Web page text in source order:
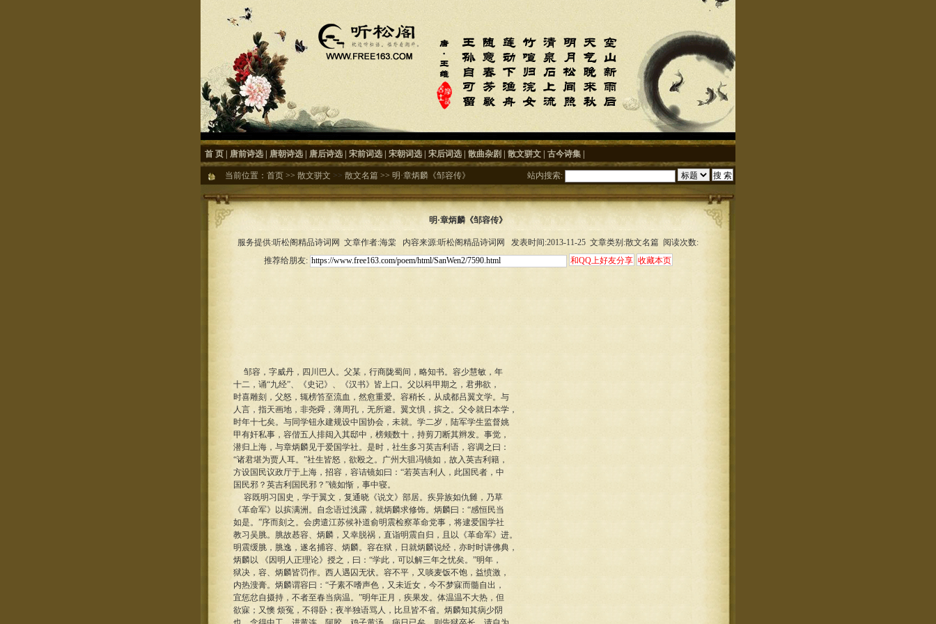
首 页 唐前诗选 唐朝诗选 唐后诗选 宋前词选 宋朝词选 宋后词选 散曲杂剧 散文骈文 古今诗集
当前位置： 首页 >> 散文骈文 >> 散文名篇 >> 明·章炳麟《邹容传》 站内搜索:
明·章炳麟《邹容传》
服务提供:听松阁精品诗词网 文章作者:海棠 内容来源:听松阁精品诗词网 发表时间:2013-11-25 文章类别:散文名篇 阅读次数:
推荐给朋友:
邹容，字威丹，四川巴人。父某，行商陇蜀间，略知书。容少慧敏，年
十二，诵“九经”、《史记》、《汉书》皆上口。父以科甲期之，君弗欲，
时喜雕刻，父怒，辄榜笞至流血，然愈重爱。容稍长，从成都吕翼文学。与
人言，指天画地，非尧舜，薄周孔，无所避。翼文惧，摈之。父令就日本学，
时年十七矣。与同学钮永建规设中国协会，未就。学二岁，陆军学生监督姚
甲有奸私事，容偕五人排闼入其邸中，榜颊数十，持剪刀断其辫发。事觉，
潜归上海，与章炳麟见于爱国学社。是时，社生多习英吉利语，容调之曰：
“诸君堪为贾人耳。”社生皆怒，欲殴之。广州大驵冯镜如，故入英吉利籍，
方设国民议政厅于上海，招容，容诘镜如曰：“若英吉利人，此国民者，中
国民邪？英吉利国民邪？”镜如惭，事中寝。
容既明习国史，学于翼文，复通晓《说文》部居。疾异族如仇雠，乃草
《革命军》以摈满洲。自念语过浅露，就炳麟求修饰。炳麟曰：“感恒民当
如是。”序而刻之。会虏遣江苏候补道俞明震检察革命党事，将逮爱国学社
教习吴脁。脁故惎容、炳麟，又幸脱祸，直诣明震自归，且以《革命军》进。
明震缓脁，脁逸，遂名捕容、炳麟。容在狱，日就炳麟说经，亦时时讲佛典，
炳麟以 《因明人正理论》授之，曰：“学此，可以解三年之忧矣。”明年，
狱决，容、炳麟皆罚作。西人遇囚无状。容不平，又啖麦饭不饱，益愤激，
内热溲膏。炳麟谓容曰：“子素不嗜声色，又未近女，今不梦寐而髓自出，
宜惩忿自摄持，不者至春当病温。”明年正月，疾果发。体温温不大热，但
欲寐；又懊 烦冤，不得卧；夜半独语骂人，比旦皆不省。炳麟知其病少阴